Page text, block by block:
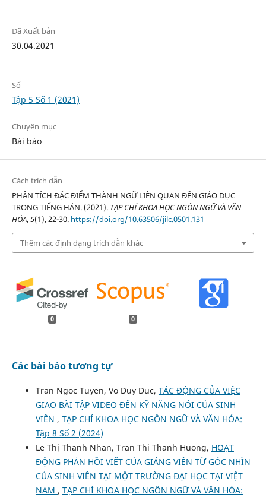
Đã Xuất bản
30.04.2021
Số
Tập 5 Số 1 (2021)
Chuyên mục
Bài báo
Cách trích dẫn
PHÂN TÍCH ĐẶC ĐIỂM THÀNH NGỮ LIÊN QUAN ĐẾN GIÁO DỤC
TRONG TIẾNG HÁN. (2021). TẠP CHÍ KHOA HỌC NGÔN NGỮ VÀ VĂN
HÓA,5(1), 22-30. https://doi.org/10.63506/jilc.0501.131
Thêm các định dạng trích dẫn khác
0 0
Các bài báo tương tự
Tran Ngoc Tuyen, Vo Duy Duc, TÁC ĐỘNG CỦA VIỆC
GIAO BÀI TẬP VIDEO ĐẾN KỸ NĂNG NÓI CỦA SINH
VIÊN , TẠP CHÍ KHOA HỌC NGÔN NGỮ VÀ VĂN HÓA:
Tập 8 Số 2 (2024)
Le Thị Thanh Nhan, Tran Thi Thanh Huong, HOẠT
ĐỘNG PHẢN HỒI VIẾT CỦA GIẢNG VIÊN TỪ GÓC NHÌN
CỦA SINH VIÊN TẠI MỘT TRƯỜNG ĐẠI HỌC TẠI VIỆT
NAM , TẠP CHÍ KHOA HỌC NGÔN NGỮ VÀ VĂN HÓA: